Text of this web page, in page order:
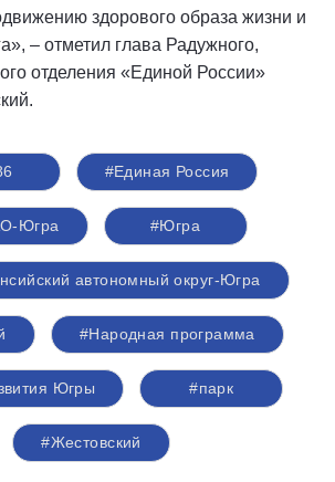
здорового образа жизни и
– отметил глава Радужного,
отделения «Единой России»
#Единая Россия
Югра #Югра
автономный округ-Югра
#Народная программа
Югры #парк
#Жестовский